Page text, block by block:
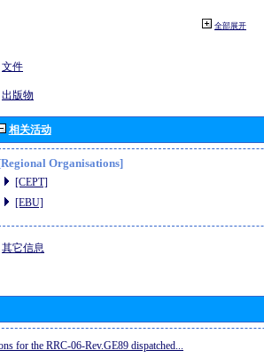
全部展开
文件
出版物
相关活动
Organisations]
[CEPT]
[EBU]
其它信息
for the RRC-06-Rev.GE89 dispatched...